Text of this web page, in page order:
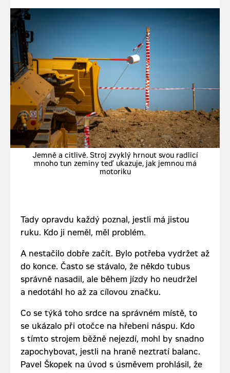
Jemně a citlivě. Stroj zvyklý hrnout svou radlicí
mnoho tun zeminy teď ukazuje, jak jemnou má
motoriku
Tady opravdu každý poznal, jestli má jistou
ruku. Kdo ji neměl, měl problém.
A nestačilo dobře začít. Bylo potřeba vydržet až
do konce. Často se stávalo, že někdo tubus
správně nasadil, ale během jízdy ho neudržel
a nedotáhl ho až za cílovou značku.
Co se týká toho srdce na správném místě, to
se ukázalo při otočce na hřebeni náspu. Kdo
s tímto strojem běžně nejezdí, mohl by snadno
zapochybovat, jestli na hraně neztratí balanc.
Pavel Škopek na úvod s úsměvem prohlásil, že